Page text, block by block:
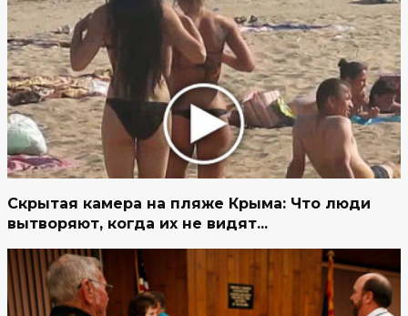
Скрытая камера на пляже Крыма: Что люди
вытворяют, когда их не видят...